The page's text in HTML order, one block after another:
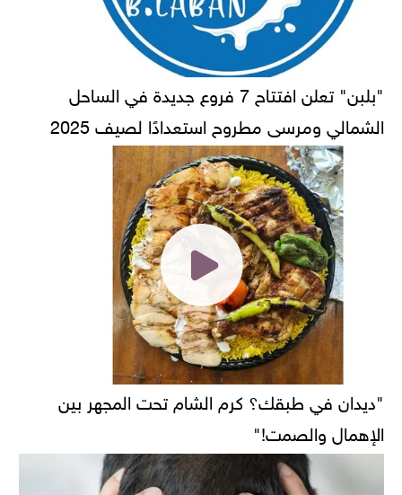
"بلبن" تعلن افتتاح 7 فروع جديدة في الساحل
الشمالي ومرسى مطروح استعدادًا لصيف 2025
"ديدان في طبقك؟ كرم الشام تحت المجهر بين
الإهمال والصمت!"